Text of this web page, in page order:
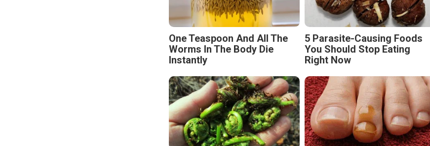
One Teaspoon And All The
Worms In The Body Die
Instantly
5 Parasite-Causing Foods
You Should Stop Eating
Right Now